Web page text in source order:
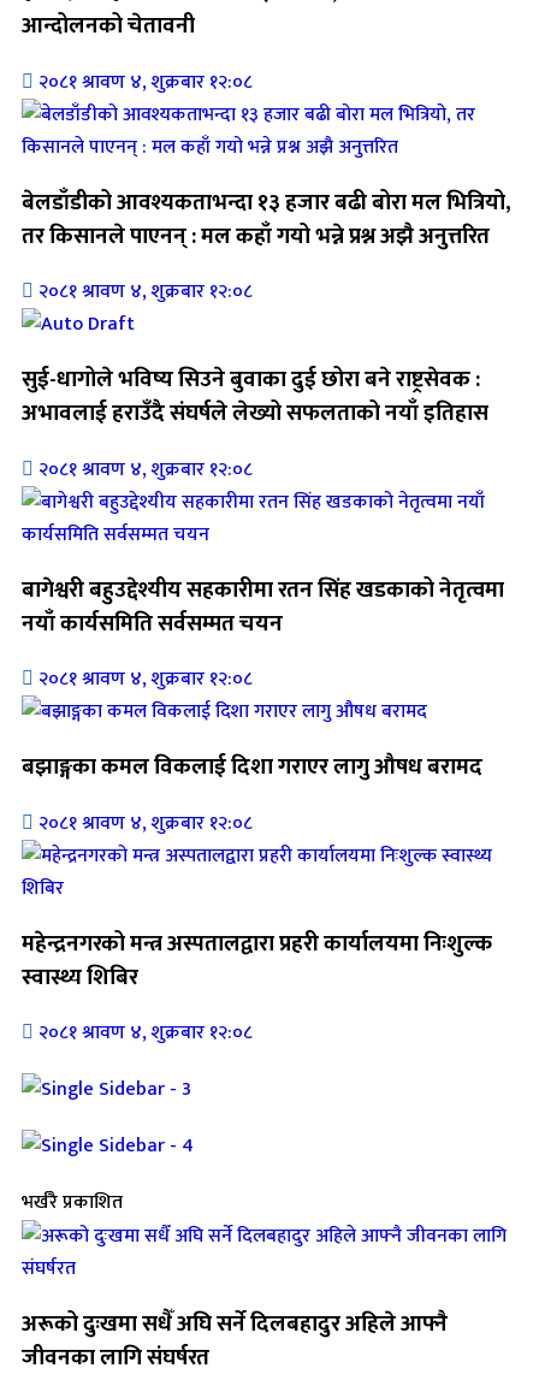
आन्दोलनको चेतावनी
२०८१ श्रावण ४, शुक्रबार १२:०८
बेलडाँडीको आवश्यकताभन्दा १३ हजार बढी बोरा मल भित्रियो,
तर किसानले पाएनन् : मल कहाँ गयो भन्ने प्रश्न अझै अनुत्तरित
२०८१ श्रावण ४, शुक्रबार १२:०८
सुई-धागोले भविष्य सिउने बुवाका दुई छोरा बने राष्ट्रसेवक :
अभावलाई हराउँदै संघर्षले लेख्यो सफलताको नयाँ इतिहास
२०८१ श्रावण ४, शुक्रबार १२:०८
बागेश्वरी बहुउद्देश्यीय सहकारीमा रतन सिंह खडकाको नेतृत्वमा
नयाँ कार्यसमिति सर्वसम्मत चयन
२०८१ श्रावण ४, शुक्रबार १२:०८
बझाङ्गका कमल विकलाई दिशा गराएर लागु औषध बरामद
२०८१ श्रावण ४, शुक्रबार १२:०८
महेन्द्रनगरको मन्त्र अस्पतालद्वारा प्रहरी कार्यालयमा निःशुल्क
स्वास्थ्य शिबिर
२०८१ श्रावण ४, शुक्रबार १२:०८
भर्खरै प्रकाशित
अरूको दुःखमा सधैँ अघि सर्ने दिलबहादुर अहिले आफ्नै
जीवनका लागि संघर्षरत